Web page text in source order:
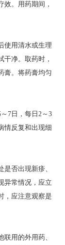
。用药期间，
用清水或生理
干净。取药时，
膏。将药膏均匀
7日，每日2～3
情反复和出现细
否出现新疹、
异常情况，应立
，应注意观察是
用的外用药、